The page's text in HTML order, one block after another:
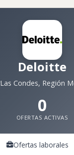
Deloitte
Las Condes, Región
0
OFERTAS ACTIVAS
Ofertas laborales